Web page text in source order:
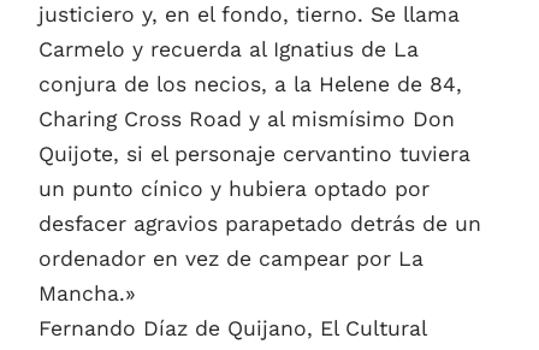
justiciero y, en el fondo, tierno. Se llama
Carmelo y recuerda al Ignatius de La
conjura de los necios, a la Helene de 84,
Charing Cross Road y al mismísimo Don
Quijote, si el personaje cervantino tuviera
un punto cínico y hubiera optado por
desfacer agravios parapetado detrás de un
ordenador en vez de campear por La
Mancha.»
Fernando Díaz de Quijano, El Cultural